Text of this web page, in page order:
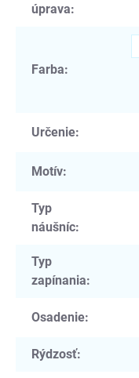
úprava:
Farba:
Určenie:
Motív:
Typ
náušníc:
Typ
zapínania:
Osadenie:
Rýdzosť: